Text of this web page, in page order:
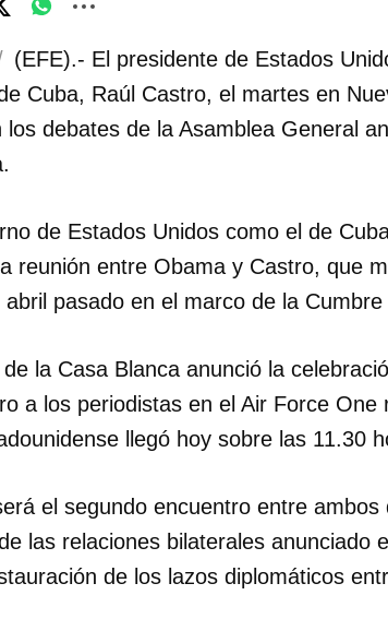
(EFE).- El presidente de Estados
Cuba, Raúl Castro, el martes en
los debates de la Asamblea General
de Estados Unidos como el de
reunión entre Obama y Castro, que
pasado en el marco de la
la Casa Blanca anunció la
a los periodistas en el Air Force
llegó hoy sobre las 11.30
el segundo encuentro entre
las relaciones bilaterales anunciado
de los lazos diplomáticos